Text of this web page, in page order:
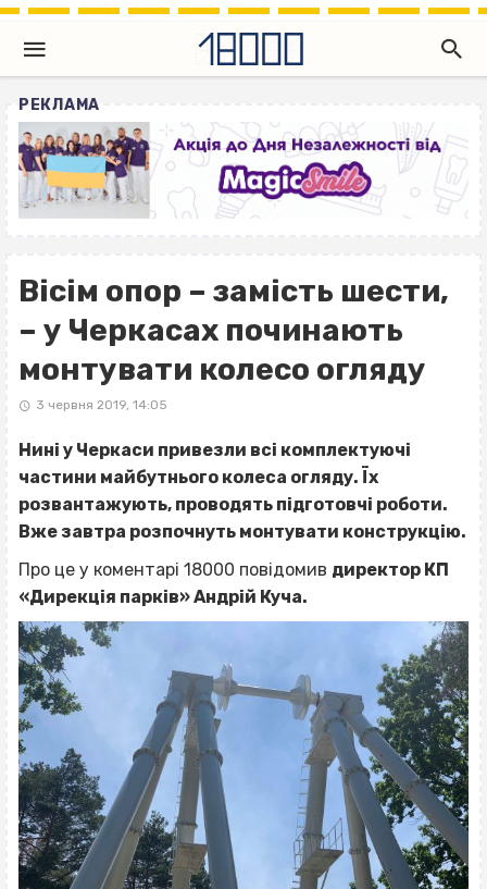
РЕКЛАМА
Вісім опор – замість шести,
– у Черкасах починають
монтувати колесо огляду
3 червня 2019, 14:05
Нині у Черкаси привезли всі комплектуючі
частини майбутнього колеса огляду. Їх
розвантажують, проводять підготовчі роботи.
Вже завтра розпочнуть монтувати конструкцію.
Про це у коментарі 18000 повідомив директор КП
«Дирекція парків» Андрій Куча.